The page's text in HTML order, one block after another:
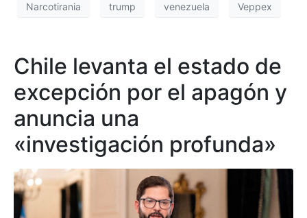
Narcotirania trump venezuela Veppex
Chile levanta el estado de
excepción por el apagón y
anuncia una
«investigación profunda»